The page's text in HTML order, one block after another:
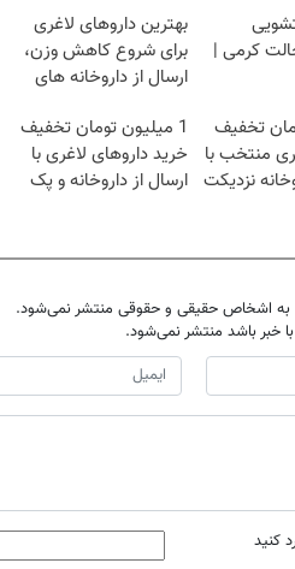
کرمی |
بهترین داروهای لاغری
برای شروع کاهش وزن،
ارسال از داروخانه های
تخفیف
منتخب با
نزدیکت
1 میلیون تومان تخفیف
خرید داروهای لاغری با
ارسال از داروخانه و پک
به اشخاص حقیقی و حقوقی منتشر نمی‌شود.
با خبر باشد منتشر نمی‌شود.
کنید